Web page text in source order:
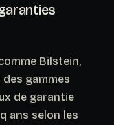
Bilstein,
gammes
de garantie
ans selon les